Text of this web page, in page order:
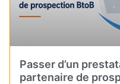
Passer d’un
partenaire de